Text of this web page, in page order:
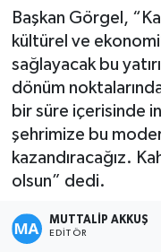
Başkan Görgel,
kültürel ve
sağlayacak bu
dönüm
bir süre içerisinde
şehrimize bu
kazandıracağız.
olsun” dedi.
MUTTALİP AKKUŞ
EDITÖR
Süper Lig Puan
Tüm Manşetler
Son Dakika
Haber Arşivi